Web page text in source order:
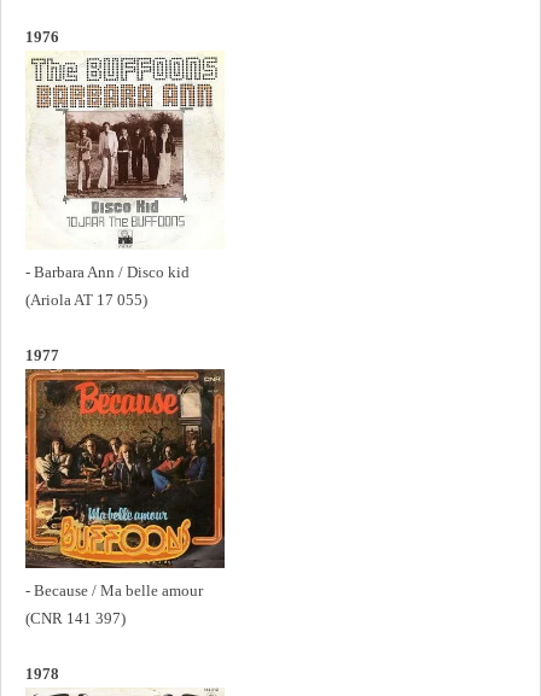
1976
- Barbara Ann / Disco kid
(Ariola AT 17 055)
1977
- Because / Ma belle amour
(CNR 141 397)
1978